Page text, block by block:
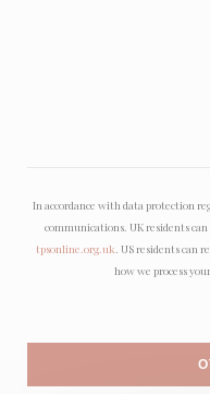
In accordance with data protection
communications. UK residents
tpsonline.org.uk. US residents can
how we process